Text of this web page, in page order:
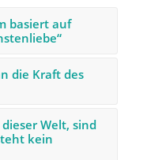
basiert auf
die Kraft des
Welt, sind
kein